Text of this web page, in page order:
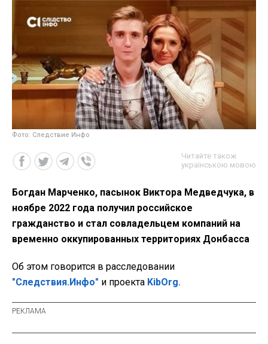
Фото: Следствие Инфо
Читайте також
українською мовою
Богдан Марченко, пасынок Виктора Медведчука, в
ноябре 2022 года получил российское
гражданство и стал совладельцем компаний на
временно оккупированных территориях Донбасса
Об этом говорится в расследовании
"Следствия.Инфо" и проекта KibOrg.